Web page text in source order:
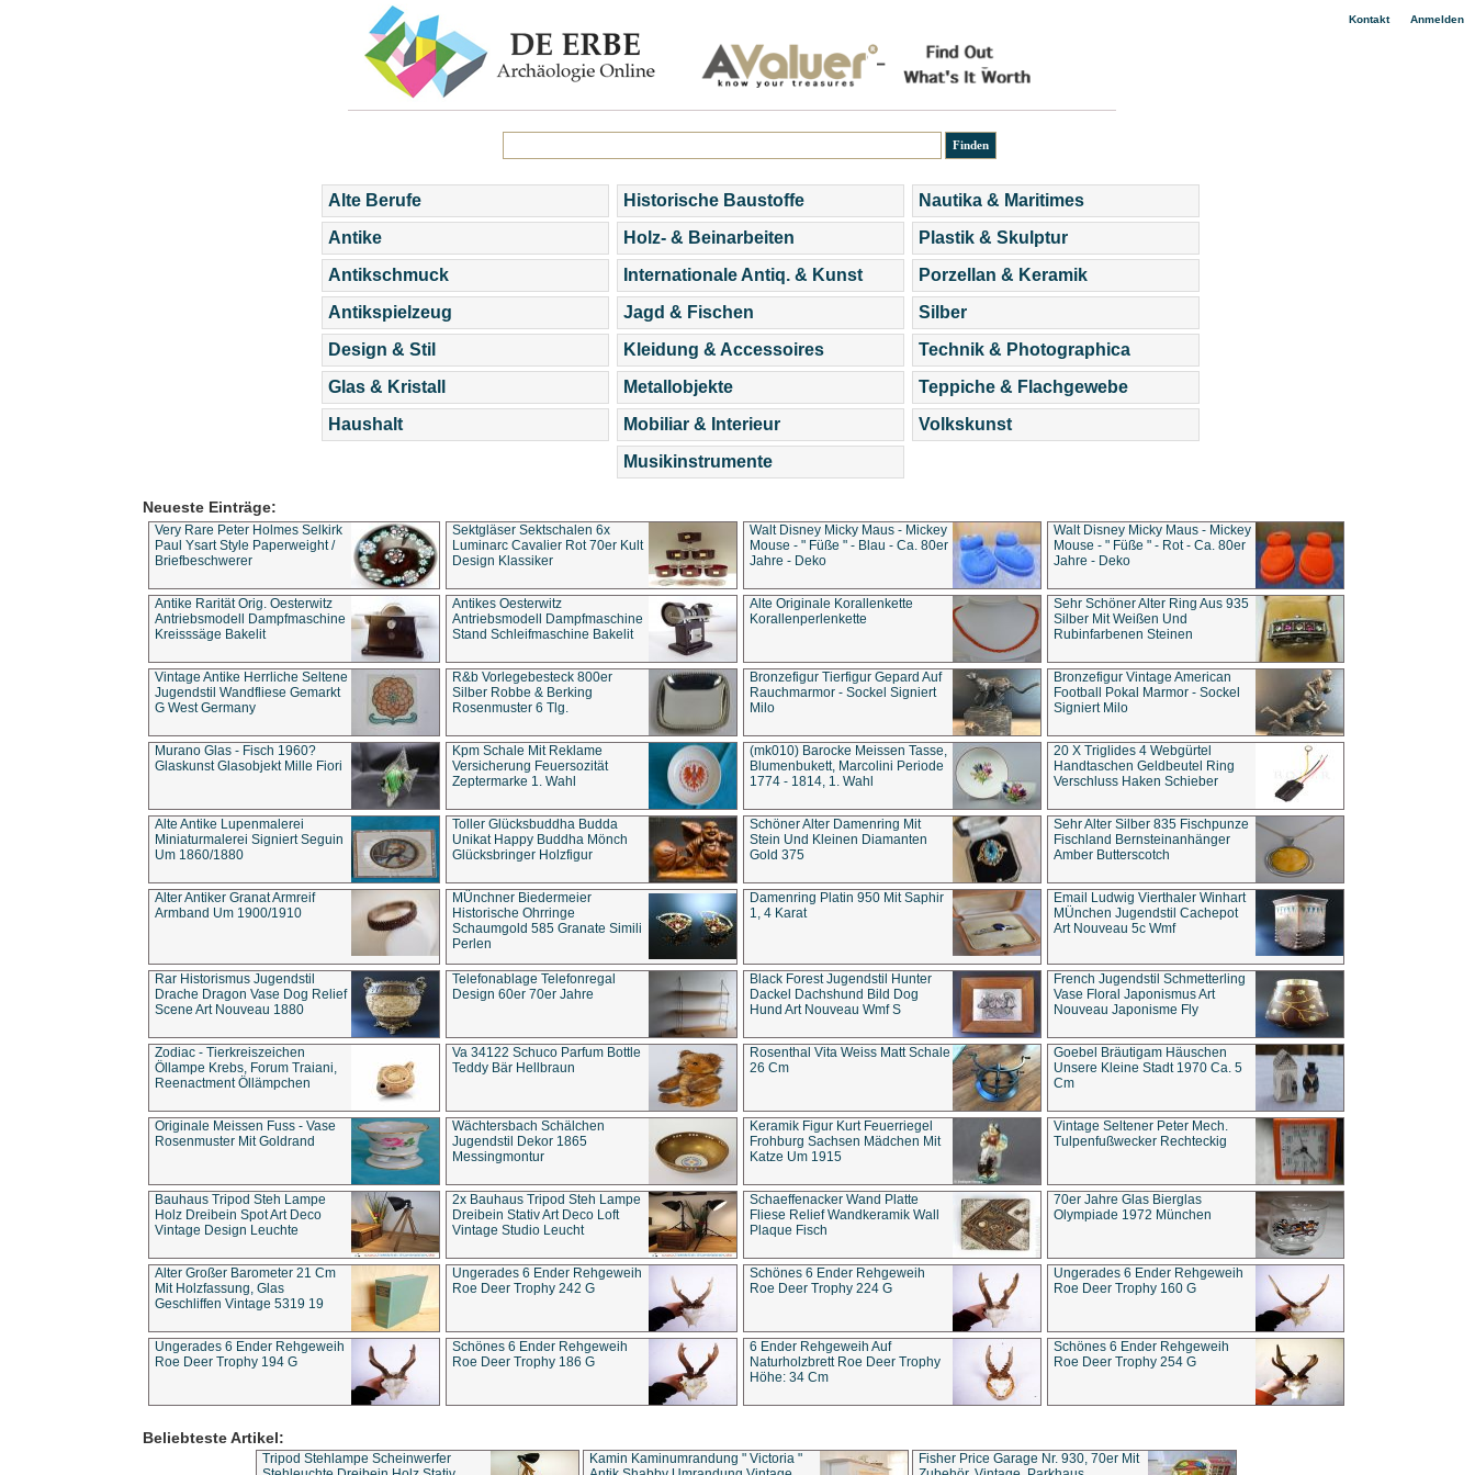
Kontakt| Anmelden
Alte Berufe
Antike
Antikschmuck
Antikspielzeug
Design & Stil
Glas & Kristall
Haushalt
Historische Baustoffe
Holz- & Beinarbeiten
Internationale Antiq. & Kunst
Jagd & Fischen
Kleidung & Accessoires
Metallobjekte
Mobiliar & Interieur
Musikinstrumente
Nautika & Maritimes
Plastik & Skulptur
Porzellan & Keramik
Silber
Technik & Photographica
Teppiche & Flachgewebe
Volkskunst
Neueste Einträge:
Very Rare Peter Holmes Selkirk
Paul Ysart Style Paperweight /
Briefbeschwerer
Sektgläser Sektschalen 6x
Luminarc Cavalier Rot 70er Kult
Design Klassiker
Walt Disney Micky Maus - Mickey
Mouse - " Füße " - Blau - Ca. 80er
Jahre - Deko
Walt Disney Micky Maus - Mickey
Mouse - " Füße " - Rot - Ca. 80er
Jahre - Deko
Antike Rarität Orig. Oesterwitz
Antriebsmodell Dampfmaschine
Kreisssäge Bakelit
Antikes Oesterwitz
Antriebsmodell Dampfmaschine
Stand Schleifmaschine Bakelit
Alte Originale Korallenkette
Korallenperlenkette
Sehr Schöner Alter Ring Aus 935
Silber Mit Weißen Und
Rubinfarbenen Steinen
Vintage Antike Herrliche Seltene
Jugendstil Wandfliese Gemarkt
G West Germany
R&b Vorlegebesteck 800er
Silber Robbe & Berking
Rosenmuster 6 Tlg.
Bronzefigur Tierfigur Gepard Auf
Rauchmarmor - Sockel Signiert
Milo
Bronzefigur Vintage American
Football Pokal Marmor - Sockel
Signiert Milo
Murano Glas - Fisch 1960?
Glaskunst Glasobjekt Mille Fiori
Kpm Schale Mit Reklame
Versicherung Feuersozität
Zeptermarke 1. Wahl
(mk010) Barocke Meissen Tasse,
Blumenbukett, Marcolini Periode
1774 - 1814, 1. Wahl
20 X Triglides 4 Webgürtel
Handtaschen Geldbeutel Ring
Verschluss Haken Schieber
Alte Antike Lupenmalerei
Miniaturmalerei Signiert Seguin
Um 1860/1880
Toller Glücksbuddha Budda
Unikat Happy Buddha Mönch
Glücksbringer Holzfigur
Schöner Alter Damenring Mit
Stein Und Kleinen Diamanten
Gold 375
Sehr Alter Silber 835 Fischpunze
Fischland Bernsteinanhänger
Amber Butterscotch
Alter Antiker Granat Armreif
Armband Um 1900/1910
MÜnchner Biedermeier
Historische Ohrringe
Schaumgold 585 Granate Simili
Perlen
Damenring Platin 950 Mit Saphir
1, 4 Karat
Email Ludwig Vierthaler Winhart
MÜnchen Jugendstil Cachepot
Art Nouveau 5c Wmf
Rar Historismus Jugendstil
Drache Dragon Vase Dog Relief
Scene Art Nouveau 1880
Telefonablage Telefonregal
Design 60er 70er Jahre
Black Forest Jugendstil Hunter
Dackel Dachshund Bild Dog
Hund Art Nouveau Wmf S
French Jugendstil Schmetterling
Vase Floral Japonismus Art
Nouveau Japonisme Fly
Zodiac - Tierkreiszeichen
Öllampe Krebs, Forum Traiani,
Reenactment Öllämpchen
Va 34122 Schuco Parfum Bottle
Teddy Bär Hellbraun
Rosenthal Vita Weiss Matt Schale
26 Cm
Goebel Bräutigam Häuschen
Unsere Kleine Stadt 1970 Ca. 5
Cm
Originale Meissen Fuss - Vase
Rosenmuster Mit Goldrand
Wächtersbach Schälchen
Jugendstil Dekor 1865
Messingmontur
Keramik Figur Kurt Feuerriegel
Frohburg Sachsen Mädchen Mit
Katze Um 1915
Vintage Seltener Peter Mech.
Tulpenfußwecker Rechteckig
Bauhaus Tripod Steh Lampe
Holz Dreibein Spot Art Deco
Vintage Design Leuchte
2x Bauhaus Tripod Steh Lampe
Dreibein Stativ Art Deco Loft
Vintage Studio Leucht
Schaeffenacker Wand Platte
Fliese Relief Wandkeramik Wall
Plaque Fisch
70er Jahre Glas Bierglas
Olympiade 1972 München
Alter Großer Barometer 21 Cm
Mit Holzfassung, Glas
Geschliffen Vintage 5319 19
Ungerades 6 Ender Rehgeweih
Roe Deer Trophy 242 G
Schönes 6 Ender Rehgeweih
Roe Deer Trophy 224 G
Ungerades 6 Ender Rehgeweih
Roe Deer Trophy 160 G
Ungerades 6 Ender Rehgeweih
Roe Deer Trophy 194 G
Schönes 6 Ender Rehgeweih
Roe Deer Trophy 186 G
6 Ender Rehgeweih Auf
Naturholzbrett Roe Deer Trophy
Höhe: 34 Cm
Schönes 6 Ender Rehgeweih
Roe Deer Trophy 254 G
Beliebteste Artikel:
Tripod Stehlampe Scheinwerfer
Kamin Kaminumrandung " Victoria "
Fisher Price Garage Nr. 930, 70er Mit